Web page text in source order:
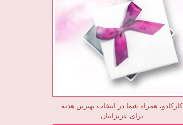
کارکادو، همراه شما در انتخاب بهترین هدیه
برای عزیزانتان